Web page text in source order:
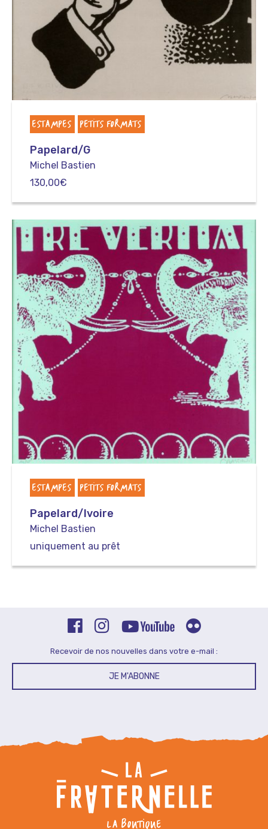
ESTAMPES PETITS FORMATS
Papelard/G
Michel Bastien
130,00€
ESTAMPES PETITS FORMATS
Papelard/Ivoire
Michel Bastien
uniquement au prêt
Recevoir de nos nouvelles dans votre e-mail :
JE M'ABONNE
LA BOUTIQUE